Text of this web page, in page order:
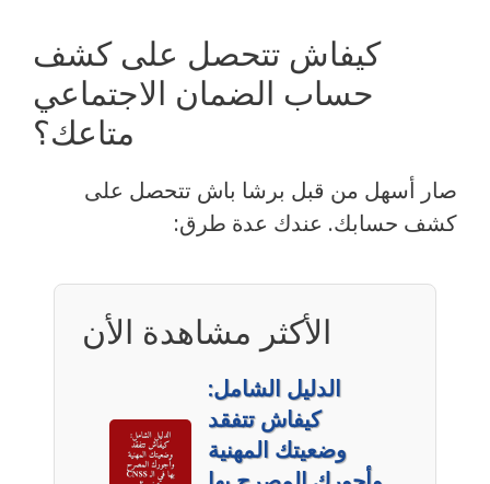
كيفاش تتحصل على كشف
حساب الضمان الاجتماعي
متاعك؟
صار أسهل من قبل برشا باش تتحصل على
كشف حسابك. عندك عدة طرق:
الأكثر مشاهدة الأن
الدليل الشامل:
كيفاش تتفقد
وضعيتك المهنية